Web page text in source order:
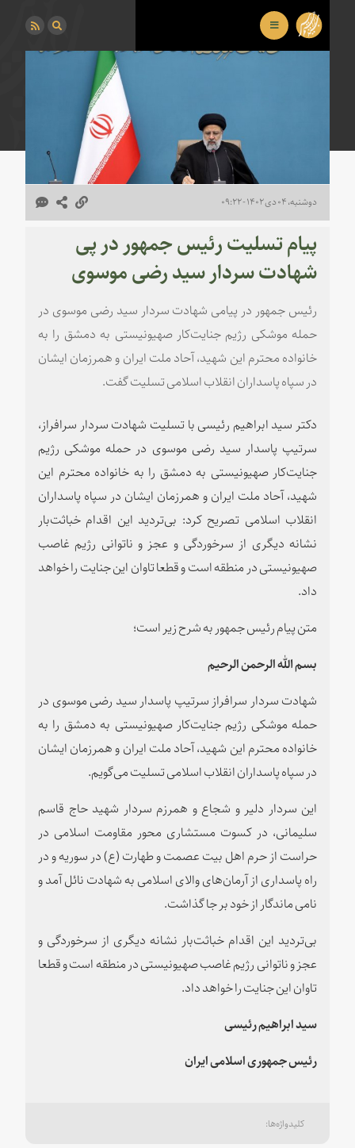
دوشنبه، ۰۴ دی ۱۴۰۲ - ۰۹:۲۲
پیام تسلیت رئیس جمهور در پی
شهادت سردار سید رضی موسوی
رئیس جمهور در پیامی شهادت سردار سید رضی موسوی در
حمله موشکی رژیم جنایت‌کار صهیونیستی به دمشق را به
خانواده محترم این شهید، آحاد ملت ایران و همرزمان ایشان
در سپاه پاسداران انقلاب اسلامی تسلیت گفت.
دکتر سید ابراهیم رئیسی با تسلیت شهادت سردار سرافراز،
سرتیپ پاسدار سید رضی موسوی در حمله موشکی رژیم
جنایت‌کار صهیونیستی به دمشق را به خانواده محترم این
شهید، آحاد ملت ایران و همرزمان ایشان در سپاه پاسداران
انقلاب اسلامی تصریح کرد: بی‌تردید این اقدام خباثت‌بار
نشانه دیگری از سرخوردگی و عجز و ناتوانی رژیم غاصب
صهیونیستی در منطقه است و قطعا تاوان این جنایت را خواهد
داد.
متن پیام رئیس جمهور به شرح زیر است؛
بسم الله الرحمن الرحیم
شهادت سردار سرافراز سرتیپ پاسدار سید رضی موسوی در
حمله موشکی رژیم جنایت‌کار صهیونیستی به دمشق را به
خانواده محترم این شهید، آحاد ملت ایران و همرزمان ایشان
در سپاه پاسداران انقلاب اسلامی تسلیت می‌گویم.
این سردار دلیر و شجاع و همرزم سردار شهید حاج قاسم
سلیمانی، در کسوت مستشاری محور مقاومت اسلامی در
حراست از حرم اهل بیت عصمت و طهارت (ع) در سوریه و در
راه پاسداری از آرمان‌های والای اسلامی به شهادت نائل آمد و
نامی ماندگار از خود بر جا گذاشت.
بی‌تردید این اقدام خباثت‌بار نشانه دیگری از سرخوردگی و
عجز و ناتوانی رژیم غاصب صهیونیستی در منطقه است و قطعا
تاوان این جنایت را خواهد داد.
سید ابراهیم رئیسی
رئیس جمهوری اسلامی ایران